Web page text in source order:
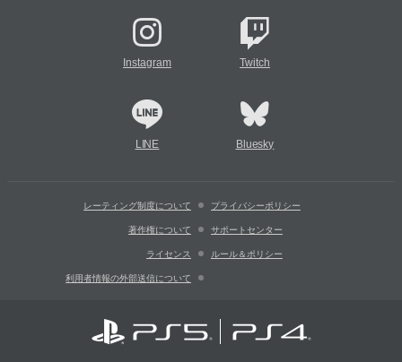
Instagram Twitch
LINE Bluesky
レーティング制度について プライバシーポリシー
著作権について サポートセンター
ライセンス ルール＆ポリシー
利用者情報の外部送信について